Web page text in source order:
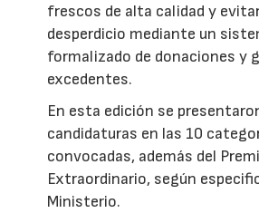
frescos de alta calidad y
desperdicio mediante un
formalizado de donaciones y
excedentes.
En esta edición se
candidaturas en las 10
convocadas, además del
Extraordinario, según
Ministerio.